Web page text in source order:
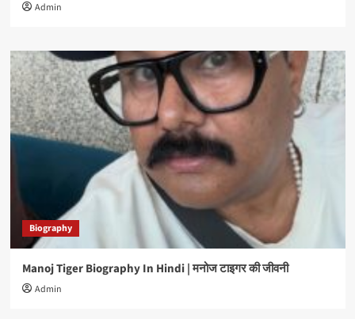
Admin
Biography
Manoj Tiger Biography In Hindi | मनोज टाइगर की जीवनी
Admin